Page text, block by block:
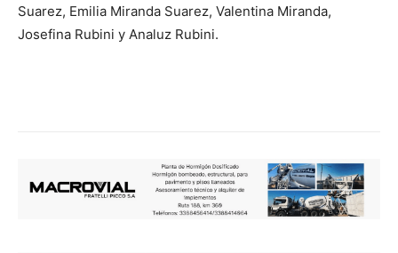
Suarez, Emilia Miranda Suarez, Valentina Miranda,
Josefina Rubini y Analuz Rubini.